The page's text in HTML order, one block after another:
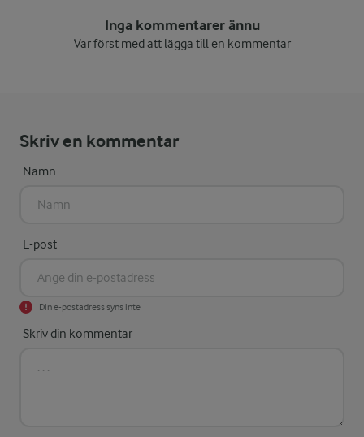
Inga kommentarer ännu
Var först med att lägga till en kommentar
Skriv en kommentar
Namn
E-post
Din e-postadress syns inte
Skriv din kommentar